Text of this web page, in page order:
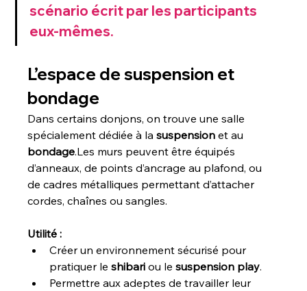
scénario écrit par les participants
eux-mêmes.
L’espace de suspension et
bondage
Dans certains donjons, on trouve une salle
spécialement dédiée à la suspension et au
bondage.Les murs peuvent être équipés
d’anneaux, de points d’ancrage au plafond, ou
de cadres métalliques permettant d’attacher
cordes, chaînes ou sangles.
Utilité :
Créer un environnement sécurisé pour
pratiquer le shibari ou le suspension play.
Permettre aux adeptes de travailler leur